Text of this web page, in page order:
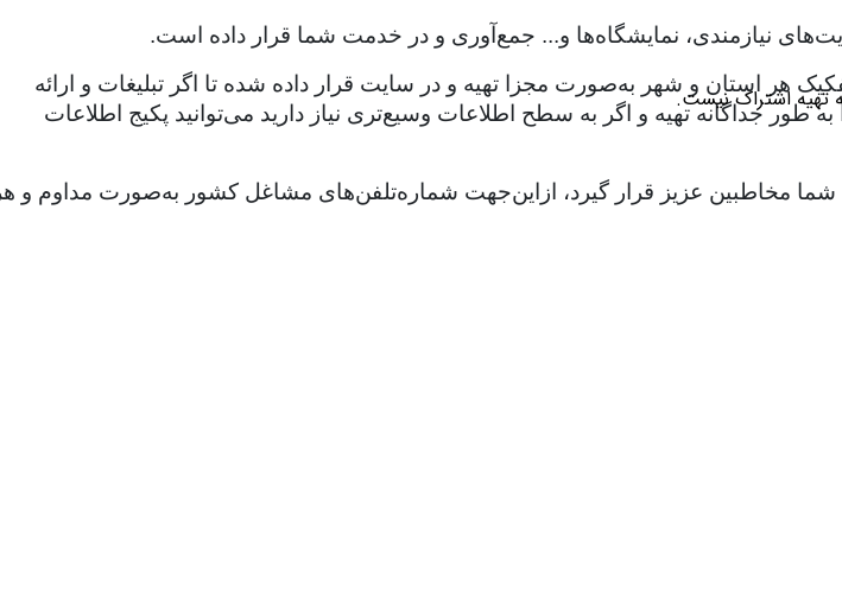
نیازمندی، نمایشگاه‌ها و... جمع‌آوری و در خدمت شما قرار داده است.
هر استان و شهر به‌صورت مجزا تهیه و در سایت قرار داده شده تا اگر تبلیغات و ارائه
جداگانه تهیه و اگر به سطح اطلاعات وسیع‌تری نیاز دارید می‌توانید پکیج اطلاعات
شما مخاطبین عزیز قرار گیرد، ازاین‌جهت شماره‌تلفن‌های مشاغل کشور به‌صورت مداوم و
تهیه اشتراک نیست.